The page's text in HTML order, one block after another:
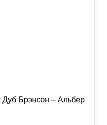
Дуб Брэнсон – Альбер